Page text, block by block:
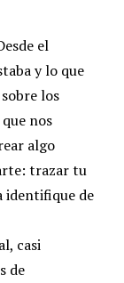
el
y lo que
los
nos
algo
trazar tu
identifique de
casi
de